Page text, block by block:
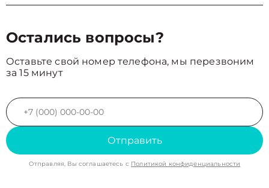
Остались вопросы?
Оставьте свой номер телефона, мы перезвоним
за 15 минут
Отправить
Отправляя, Вы соглашаетесь с Политикой конфиденциальности